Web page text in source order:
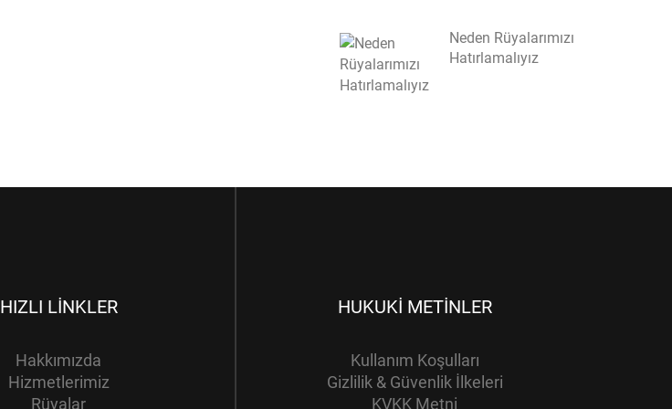
Neden Rüyalarımızı
Hatırlamalıyız
HIZLI LINKLER
Hakkımızda
Hizmetlerimiz
Rüyalar
HUKUKI METINLER
Kullanım Koşulları
Gizlilik & Güvenlik İlkeleri
KVKK Metni